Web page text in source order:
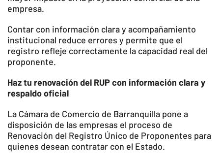
empresa.
Contar con información clara y acompañamiento
institucional reduce errores y permite que el
registro refleje correctamente la capacidad real del
proponente.
Haz tu renovación del RUP con información clara y
respaldo oficial
La Cámara de Comercio de Barranquilla pone a
disposición de las empresas el proceso de
Renovación del Registro Único de Proponentes para
quienes desean contratar con el Estado.